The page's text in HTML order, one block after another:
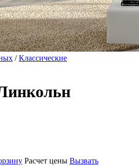
/Классические
Расчет цены Вызвать